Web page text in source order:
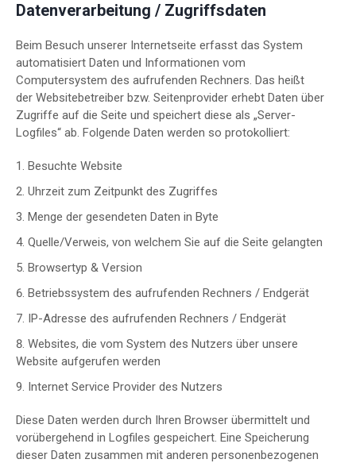
Datenverarbeitung / Zugriffsdaten
Beim Besuch unserer Internetseite erfasst das System
automatisiert Daten und Informationen vom
Computersystem des aufrufenden Rechners. Das heißt
der Websitebetreiber bzw. Seitenprovider erhebt Daten über
Zugriffe auf die Seite und speichert diese als „Server-
Logfiles“ ab. Folgende Daten werden so protokolliert:
Besuchte Website
Uhrzeit zum Zeitpunkt des Zugriffes
Menge der gesendeten Daten in Byte
Quelle/Verweis, von welchem Sie auf die Seite gelangten
Browsertyp & Version
Betriebssystem des aufrufenden Rechners / Endgerät
IP-Adresse des aufrufenden Rechners / Endgerät
Websites, die vom System des Nutzers über unsere
Website aufgerufen werden
Internet Service Provider des Nutzers
Diese Daten werden durch Ihren Browser übermittelt und
vorübergehend in Logfiles gespeichert. Eine Speicherung
dieser Daten zusammen mit anderen personenbezogenen